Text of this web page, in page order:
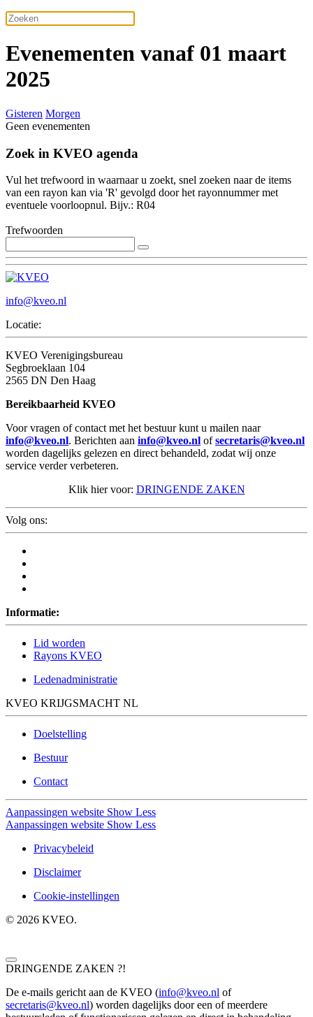
Evenementen vanaf 01 maart
2025
Gisteren Morgen
Geen evenementen
Zoek in KVEO agenda
Vul het trefwoord in waarnaar u zoekt, snel zoeken naar de items
van een rayon kan via 'R' gevolgd door het rayonnummer met
eventuele voorloopnul. Bijv.: R04
Trefwoorden
info@kveo.nl
Locatie:
KVEO Verenigingsbureau
Segbroeklaan 104
2565 DN Den Haag
Bereikbaarheid KVEO
Voor vragen of contact met het bestuur kunt u mailen naar
info@kveo.nl. Berichten aan info@kveo.nl ofsecretaris@kveo.nl
worden dagelijks gelezen en direct behandeld, zodat wij onze
service verder verbeteren.
Klik hier voor: DRINGENDE ZAKEN
Volg ons:
Informatie:
Lid worden
Rayons KVEO
Ledenadministratie
KVEO KRIJGSMACHT NL
Doelstelling
Bestuur
Contact
Aanpassingen website Show Less
Aanpassingen website Show Less
Privacybeleid
Disclaimer
Cookie-instellingen
© 2026 KVEO.
DRINGENDE ZAKEN ?!
De e-mails gericht aan de KVEO (info@kveo.nl of
secretaris@kveo.nl) worden dagelijks door een of meerdere